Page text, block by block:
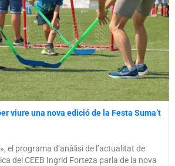
viure una nova edició de la Festa Suma’t
el programa d’anàlisi de l’actualitat de
del CEEB Ingrid Forteza parla de la nova